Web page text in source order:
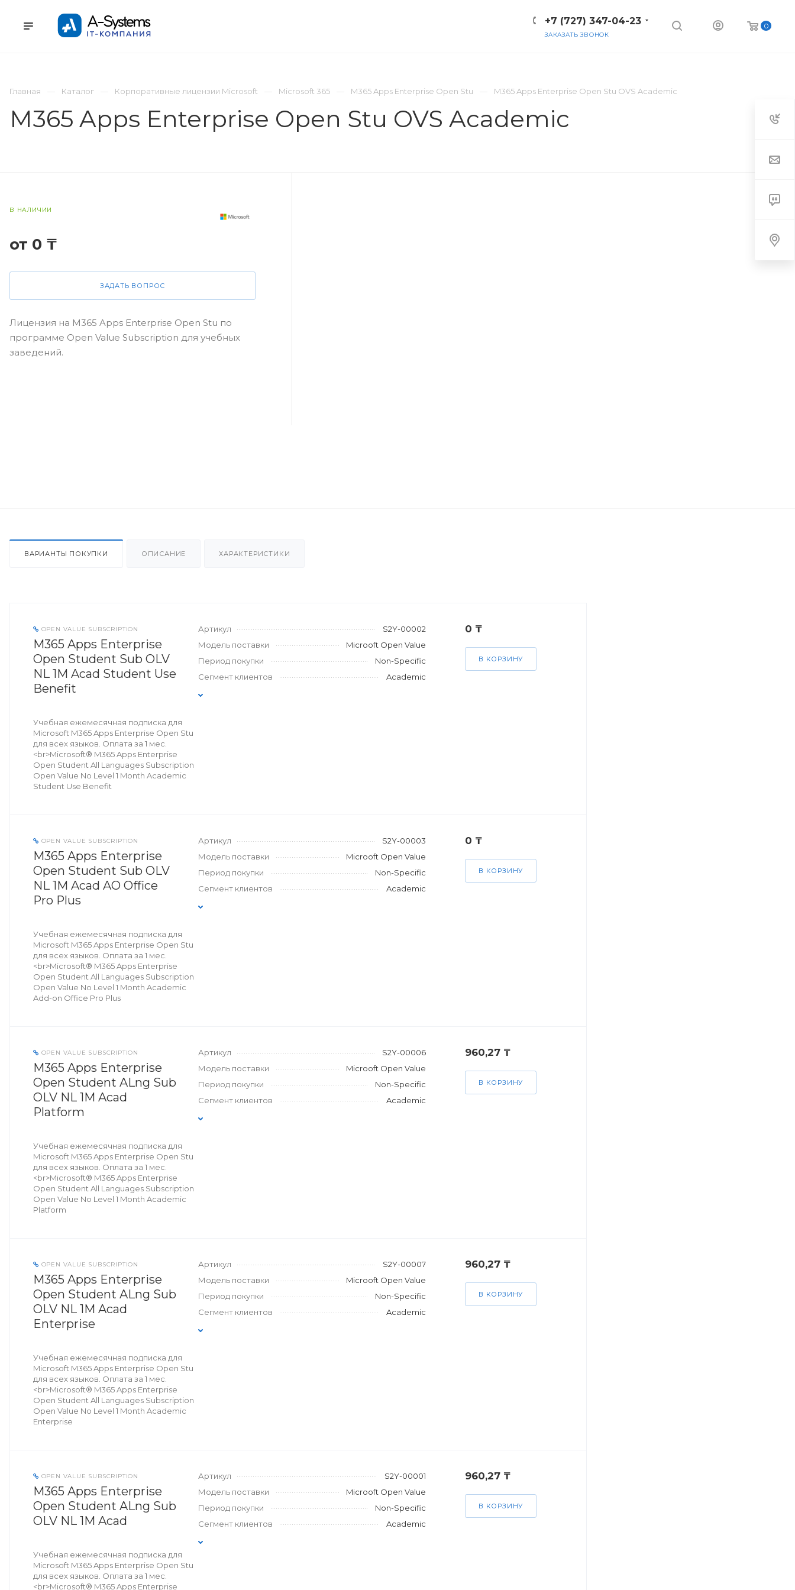
0
+7 (727) 347-04-23
ЗАКАЗАТЬ ЗВОНОК
Главная
Каталог Корпоративные лицензии Microsoft Microsoft 365 M365 Apps Enterprise Open Stu M365 Apps Enterprise Open Stu OVS Academic
M365 Apps Enterprise Open Stu OVS Academic
В НАЛИЧИИ
от 0 ₸
ЗАДАТЬ ВОПРОС
Лицензия на M365 Apps Enterprise Open Stu по
программе Open Value Subscription для учебных
заведений.
ВАРИАНТЫ ПОКУПКИ ОПИСАНИЕ ХАРАКТЕРИСТИКИ
OPEN VALUE SUBSCRIPTION
M365 Apps Enterprise
Open Student Sub OLV
NL 1M Acad Student Use
Benefit
Учебная ежемесячная подписка для
Microsoft M365 Apps Enterprise Open Stu
для всех языков. Оплата за 1 мес.
<br>Microsoft® M365 Apps Enterprise
Open Student All Languages Subscription
Open Value No Level 1 Month Academic
Student Use Benefit
Артикул
S2Y-00002
Модель поставки
Microoft Open Value
Период покупки
Non-Specific
Сегмент клиентов
Academic
0 ₸
В КОРЗИНУ
OPEN VALUE SUBSCRIPTION
M365 Apps Enterprise
Open Student Sub OLV
NL 1M Acad AO Office
Pro Plus
Учебная ежемесячная подписка для
Microsoft M365 Apps Enterprise Open Stu
для всех языков. Оплата за 1 мес.
<br>Microsoft® M365 Apps Enterprise
Open Student All Languages Subscription
Open Value No Level 1 Month Academic
Add-on Office Pro Plus
Артикул
S2Y-00003
Модель поставки
Microoft Open Value
Период покупки
Non-Specific
Сегмент клиентов
Academic
0 ₸
В КОРЗИНУ
OPEN VALUE SUBSCRIPTION
M365 Apps Enterprise
Open Student ALng Sub
OLV NL 1M Acad
Platform
Учебная ежемесячная подписка для
Microsoft M365 Apps Enterprise Open Stu
для всех языков. Оплата за 1 мес.
<br>Microsoft® M365 Apps Enterprise
Open Student All Languages Subscription
Open Value No Level 1 Month Academic
Platform
Артикул
S2Y-00006
Модель поставки
Microoft Open Value
Период покупки
Non-Specific
Сегмент клиентов
Academic
960,27 ₸
В КОРЗИНУ
OPEN VALUE SUBSCRIPTION
M365 Apps Enterprise
Open Student ALng Sub
OLV NL 1M Acad
Enterprise
Учебная ежемесячная подписка для
Microsoft M365 Apps Enterprise Open Stu
для всех языков. Оплата за 1 мес.
<br>Microsoft® M365 Apps Enterprise
Open Student All Languages Subscription
Open Value No Level 1 Month Academic
Enterprise
Артикул
S2Y-00007
Модель поставки
Microoft Open Value
Период покупки
Non-Specific
Сегмент клиентов
Academic
960,27 ₸
В КОРЗИНУ
OPEN VALUE SUBSCRIPTION
M365 Apps Enterprise
Open Student ALng Sub
OLV NL 1M Acad
Учебная ежемесячная подписка для
Microsoft M365 Apps Enterprise Open Stu
для всех языков. Оплата за 1 мес.
<br>Microsoft® M365 Apps Enterprise
Артикул
S2Y-00001
Модель поставки
Microoft Open Value
Период покупки
Non-Specific
Сегмент клиентов
Academic
960,27 ₸
В КОРЗИНУ